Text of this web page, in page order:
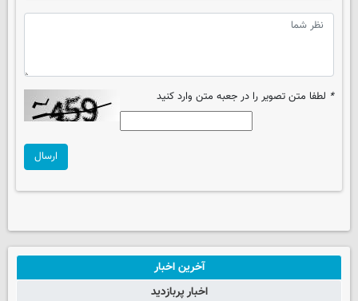
* لطفا متن تصویر را در جعبه متن وارد کنید
ارسال
آخرین اخبار
اخبار پربازدید